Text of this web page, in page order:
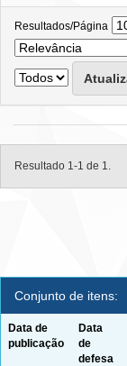
Resultados/Página
Resultado 1-1 de 1.
Conjunto de itens:
Data de
publicação
Data
de
defesa